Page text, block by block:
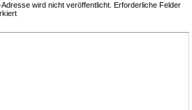
Adresse wird nicht veröffentlicht.
Erforderliche Felder